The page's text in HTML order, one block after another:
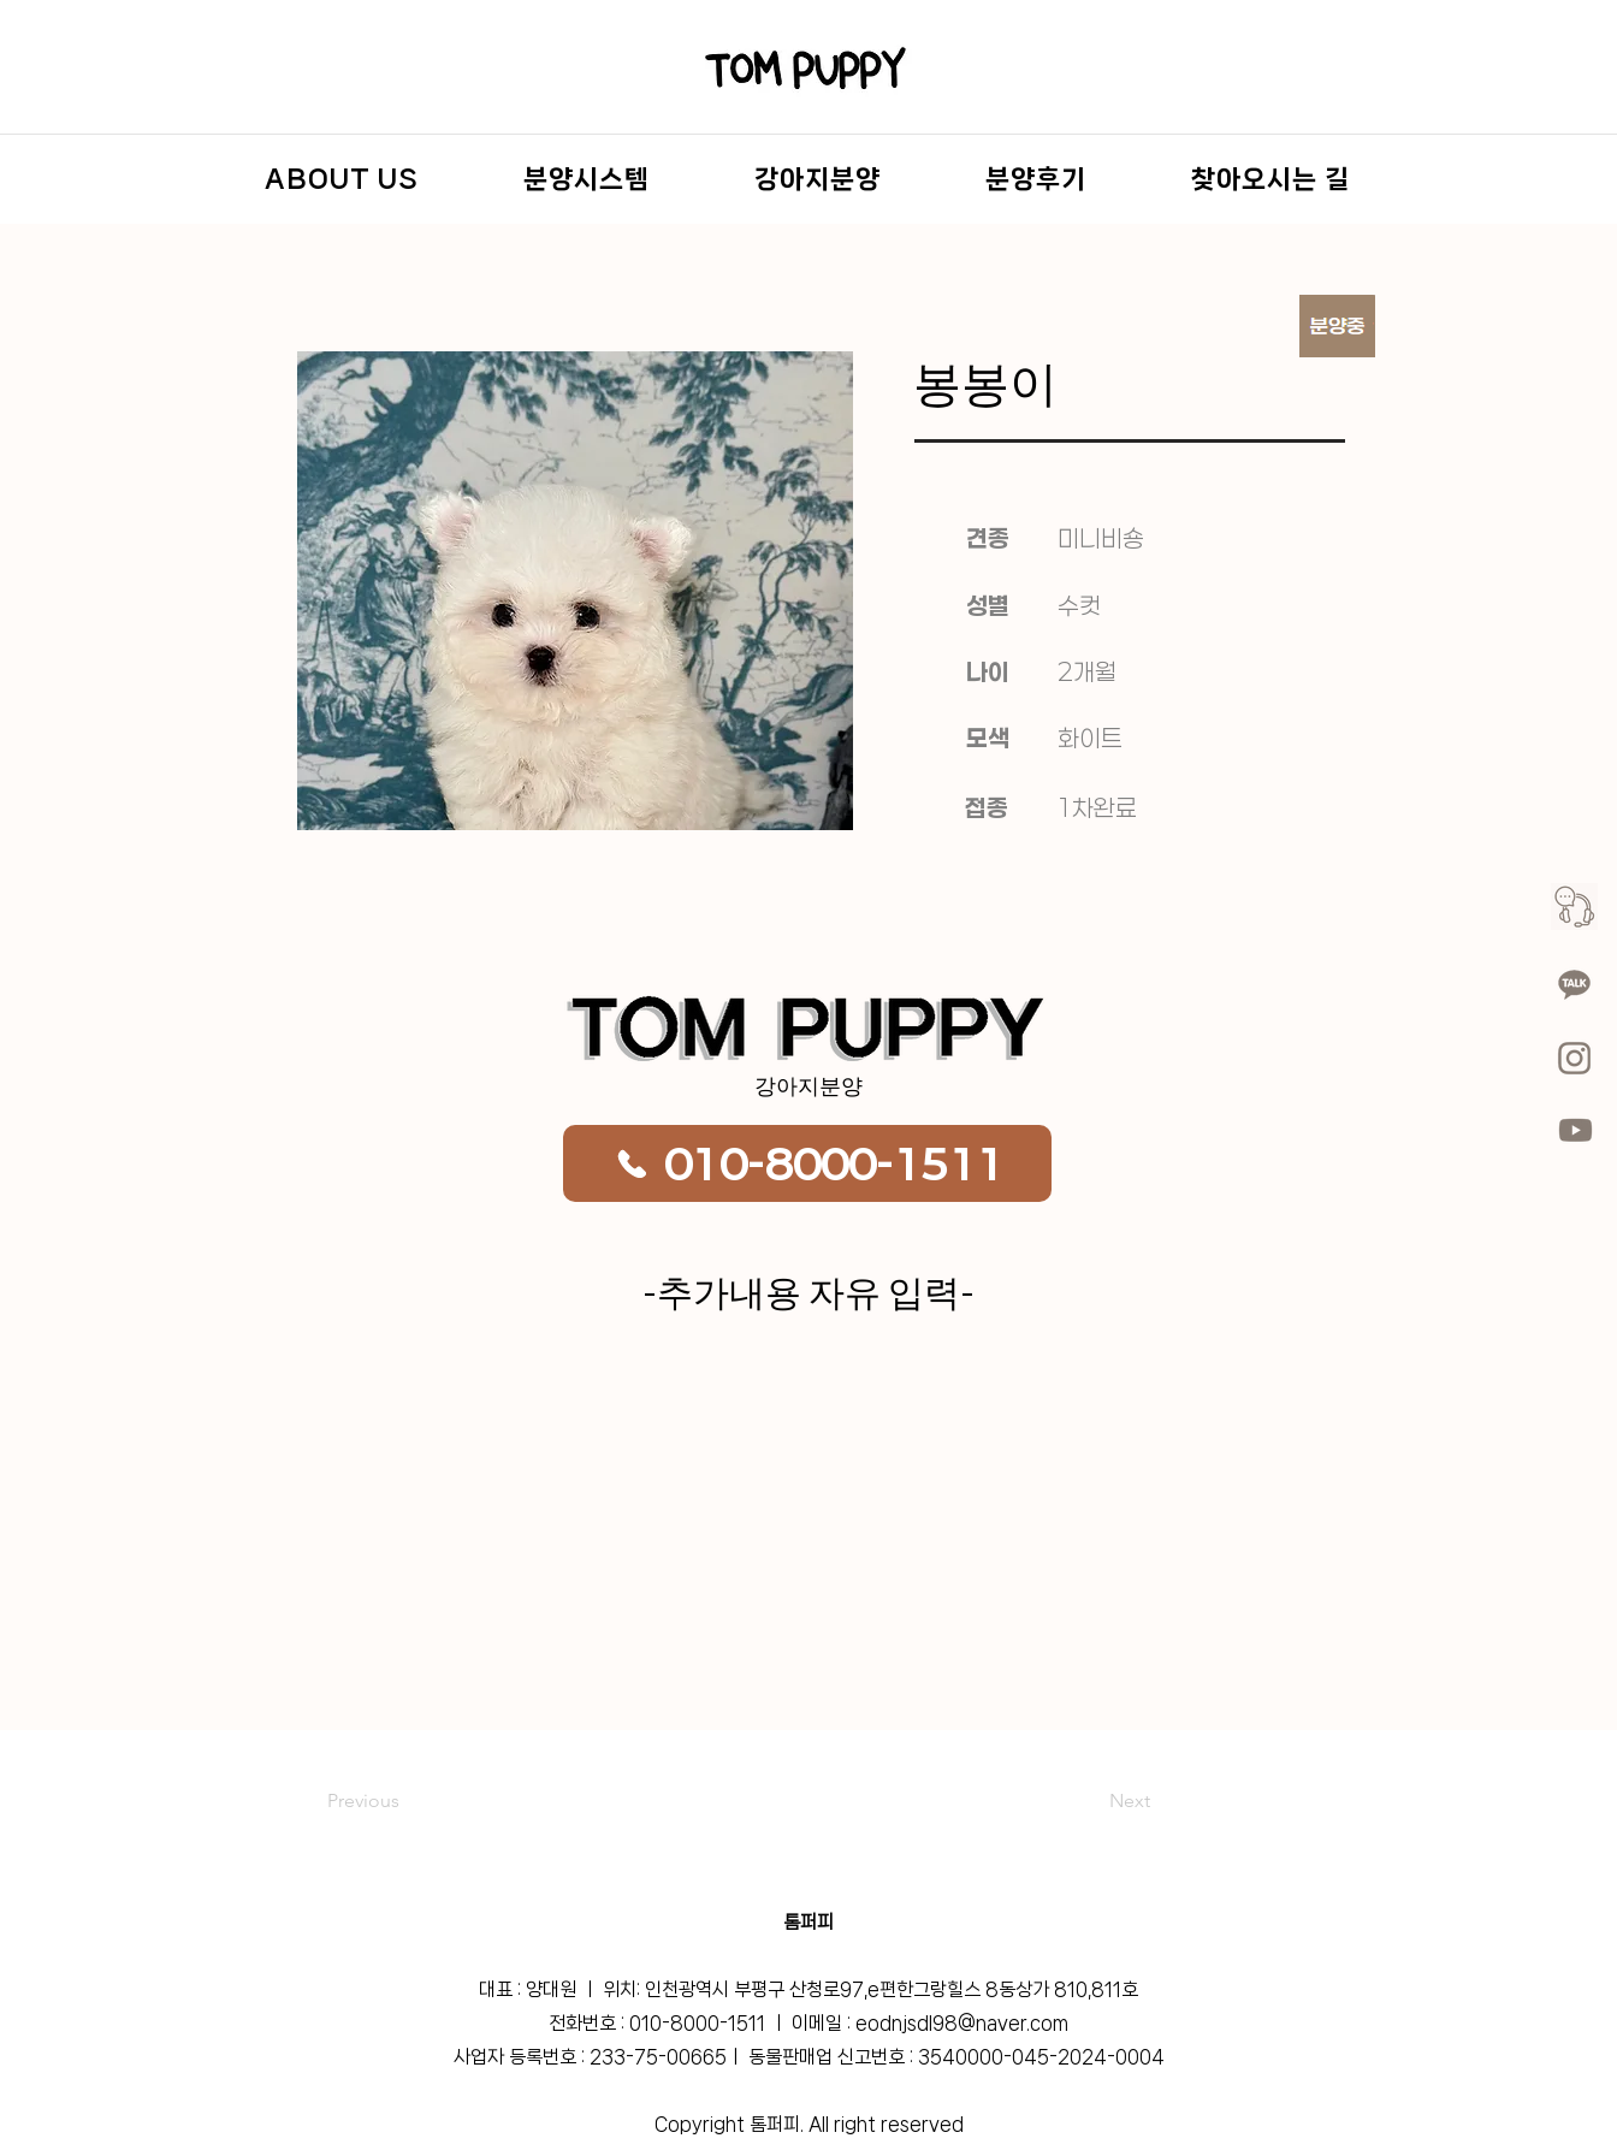
ABOUT US 분양시스템 강아지분양 분양후기 찾아오시는 길
봉봉이
견종 미니비숑
성별 수컷
나이 2개월
모색 화이트
접종 1차완료
강아지분양
010-8000-1511
-추가내용 자유 입력-
Previous Next
톰퍼피
대표 : 양대원 ㅣ 위치: 인천광역시 부평구 산청로97,e편한그랑힐스 8동상가 810,811호
전화번호 : 010-8000-1511 ㅣ 이메일 : eodnjsdl98@naver.com
사업자 등록번호 : 233-75-00665ㅣ 동물판매업 신고번호 : 3540000-045-2024-0004
Copyright 톰퍼피. All right reserved